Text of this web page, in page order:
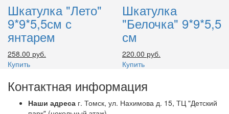
Шкатулка "Лето"
9*9*5,5см с
янтарем
258.00 руб.
Купить
Шкатулка
"Белочка" 9*9*5,5
см
220.00 руб.
Купить
Контактная информация
Наши адреса г. Томск, ул. Нахимова д. 15, ТЦ "Детский